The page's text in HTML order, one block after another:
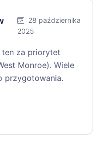
28 października
2025
za priorytet
Monroe). Wiele
przygotowania.